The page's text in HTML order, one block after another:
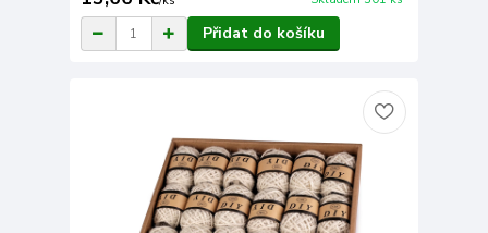
Přidat do košíku